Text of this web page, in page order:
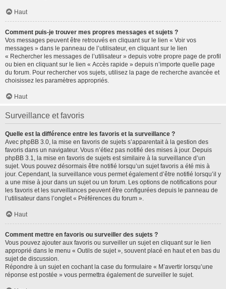
Haut
Comment puis-je trouver mes propres messages et sujets ?
Vos messages peuvent être retrouvés en cliquant sur le lien « Voir vos
messages » dans le panneau de l’utilisateur, en cliquant sur le lien
« Rechercher les messages de l’utilisateur » depuis votre propre page de profil
ou bien en cliquant sur le lien « Accès rapide » depuis n’importe quelle page
du forum. Pour rechercher vos sujets, utilisez la page de recherche avancée et
choisissez les paramètres appropriés.
Haut
Surveillance et favoris
Quelle est la différence entre les favoris et la surveillance ?
Avec phpBB 3.0, la mise en favoris de sujets s’apparentait à la gestion des
favoris dans un navigateur. Vous n’étiez pas notifié des mises à jour. Depuis
phpBB 3.1, la mise en favoris de sujets est similaire à la surveillance d’un
sujet. Vous pouvez désormais être notifié lorsqu’un sujet favoris a été mis à
jour. Cependant, la surveillance vous permet également d’être notifié lorsqu’il y
a une mise à jour dans un sujet ou un forum. Les options de notifications pour
les favoris et les surveillances peuvent être configurées depuis le panneau de
l’utilisateur dans l’onglet « Préférences du forum ».
Haut
Comment mettre en favoris ou surveiller des sujets ?
Vous pouvez ajouter aux favoris ou surveiller un sujet en cliquant sur le lien
approprié dans le menu « Outils de sujet », souvent placé en haut et en bas du
sujet de discussion.
Répondre à un sujet en cochant la case du formulaire « M’avertir lorsqu’une
réponse est postée » vous permettra également de surveiller le sujet.